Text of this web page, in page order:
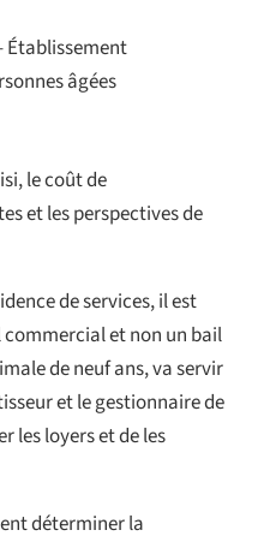
Établissement
âgées
le coût de
et les perspectives de
de services, il est
et non un bail
de neuf ans, va servir
et le gestionnaire de
les loyers et de les
déterminer la